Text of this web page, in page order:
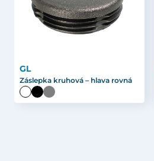
GL
Záslepka kruhová – hlava rovná